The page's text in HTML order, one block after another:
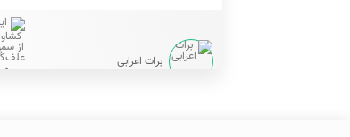
برات اعرابی